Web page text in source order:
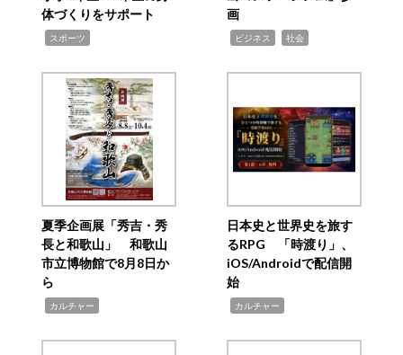
体づくりをサポート
スポーツ
画
ビジネス 社会
夏季企画展「秀吉・秀
長と和歌山」 和歌山
市立博物館で8月8日か
ら
カルチャー
日本史と世界史を旅す
るRPG 「時渡り」、
iOS/Androidで配信開
始
カルチャー